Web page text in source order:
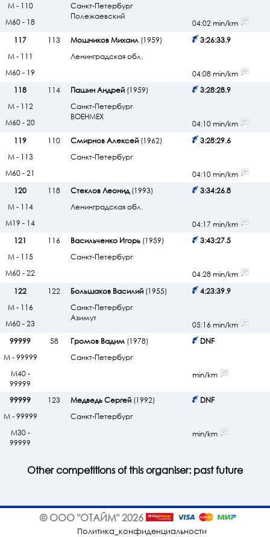
Санкт-Петербург
Полежаевский
М - 110
М60 - 18
04:02 min/km
117
113 Мошников Михаил(1959)
Ленинградская обл.
3:26:33.9
М - 111
М60 - 19
04:08 min/km
118
114 Пашин Андрей(1959)
Санкт-Петербург
ВОЕНМЕХ
3:28:28.9
М - 112
М60 - 20
04:10 min/km
119
110 Смирнов Алексей(1962)
Санкт-Петербург
3:28:29.6
М - 113
М60 - 21
04:10 min/km
120
118 Стеклов Леонид(1993)
Ленинградская обл.
3:34:26.8
М - 114
М19 - 14
04:17 min/km
121
116 Васильченко Игорь(1959)
Санкт-Петербург
3:43:27.5
М - 115
М60 - 22
04:28 min/km
122
122 Большаков Василий(1955)
Санкт-Петербург
Азимут
4:23:39.9
М - 116
М60 - 23
05:16 min/km
99999
58 Громов Вадим(1978)
Санкт-Петербург
DNF
М - 99999
М40 -
99999
min/km
99999 123 Медведь Сергей(1992)
Санкт-Петербург
DNF
М - 99999
М30 -
99999
min/km
Other competitions of this organiser: pastfuture
© ООО "ОТАЙМ" 2026
Политика_конфиденциальности